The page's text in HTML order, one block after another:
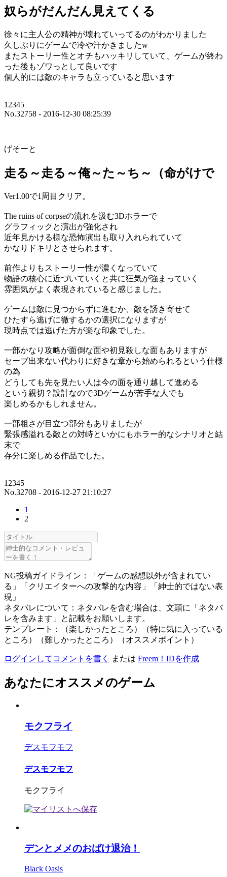
奴らがだんだん見えてくる
徐々に主人公の精神が壊れていってるのがわかりました
久しぶりにゲームで冷や汗かきましたw
またストーリー性とオチもハッキリしていて、ゲームが終わ
った後もゾワっとして良いです
個人的には敵のキャラも立っていると思います
12345
No.32758 - 2016-12-30 08:25:39
げそーと
走る～走る～俺～た～ち～（命がけで
Ver1.00で1周目クリア。
The ruins of corpseの流れを汲む3Dホラーで
グラフィックと演出が強化され
近年見かける様な恐怖演出も取り入れられていて
かなりドキリとさせられます。
前作よりもストーリー性が濃くなっていて
物語の核心に近づいていくと共に狂気が強まっていく
雰囲気がよく表現されていると感じました。
ゲームは敵に見つからずに進むか、敵を誘き寄せて
ひたすら逃げに徹するかの選択になりますが
現時点では逃げた方が楽な印象でした。
一部かなり攻略が面倒な面や初見殺しな面もありますが
セーブ出来ない代わりに好きな章から始められるという仕様
の為
どうしても先を見たい人は今の面を通り越して進める
という親切？設計なので3Dゲームが苦手な人でも
楽しめるかもしれません。
一部粗さが目立つ部分もありましたが
緊張感溢れる敵との対峙といかにもホラー的なシナリオと結
末で
存分に楽しめる作品でした。
12345
No.32708 - 2016-12-27 21:10:27
1
2
NG投稿ガイドライン：「ゲームの感想以外が含まれてい
る」「クリエイターへの攻撃的な内容」「紳士的ではない表
現」
ネタバレについて：ネタバレを含む場合は、文頭に「ネタバ
レを含みます」と記載をお願いします。
テンプレート：（楽しかったところ）（特に気に入っている
ところ）（難しかったところ）（オススメポイント）
ログインしてコメントを書く または Freem！IDを作成
あなたにオススメのゲーム
モクフライ
デスモフモフ
デスモフモフ
モクフライ
デンとメメのおばけ退治！
Black Oasis